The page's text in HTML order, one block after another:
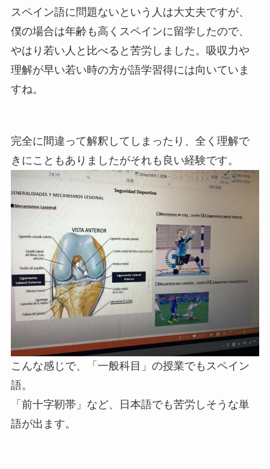
スペイン語に問題ないという人は大丈夫ですが、
僕の場合は年齢も高くスペインに留学したので、
やはり若い人と比べると苦労しました。吸収力や
理解が早い若い時の方が語学習得には向いていま
すね。
完全に間違って解釈してしまったり、全く理解で
きにこともありましたがそれも良い経験です。
こんな感じで、「一般科目」の授業でもスペイン
語。
「前十字靭帯」など、日本語でも苦労しそうな単
語が出ます。